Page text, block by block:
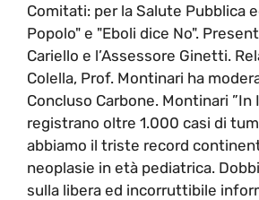
Comitati: per la Salute Pubblica
Popolo" e "Eboli dice No".
Cariello e l’Assessore Ginetti.
Colella, Prof. Montinari ha
Concluso Carbone. Montinari ”In
registrano oltre 1.000 casi di
abbiamo il triste record
neoplasie in età pediatrica.
sulla libera ed incorruttibile